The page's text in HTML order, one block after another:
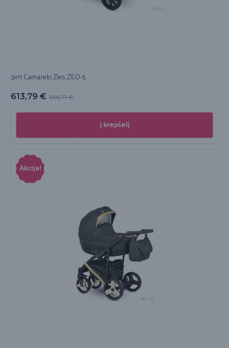
3in1 Camarelo Zeo, ZEO-5
666,71€
613,79 €
Į krepšelį
Akcija!